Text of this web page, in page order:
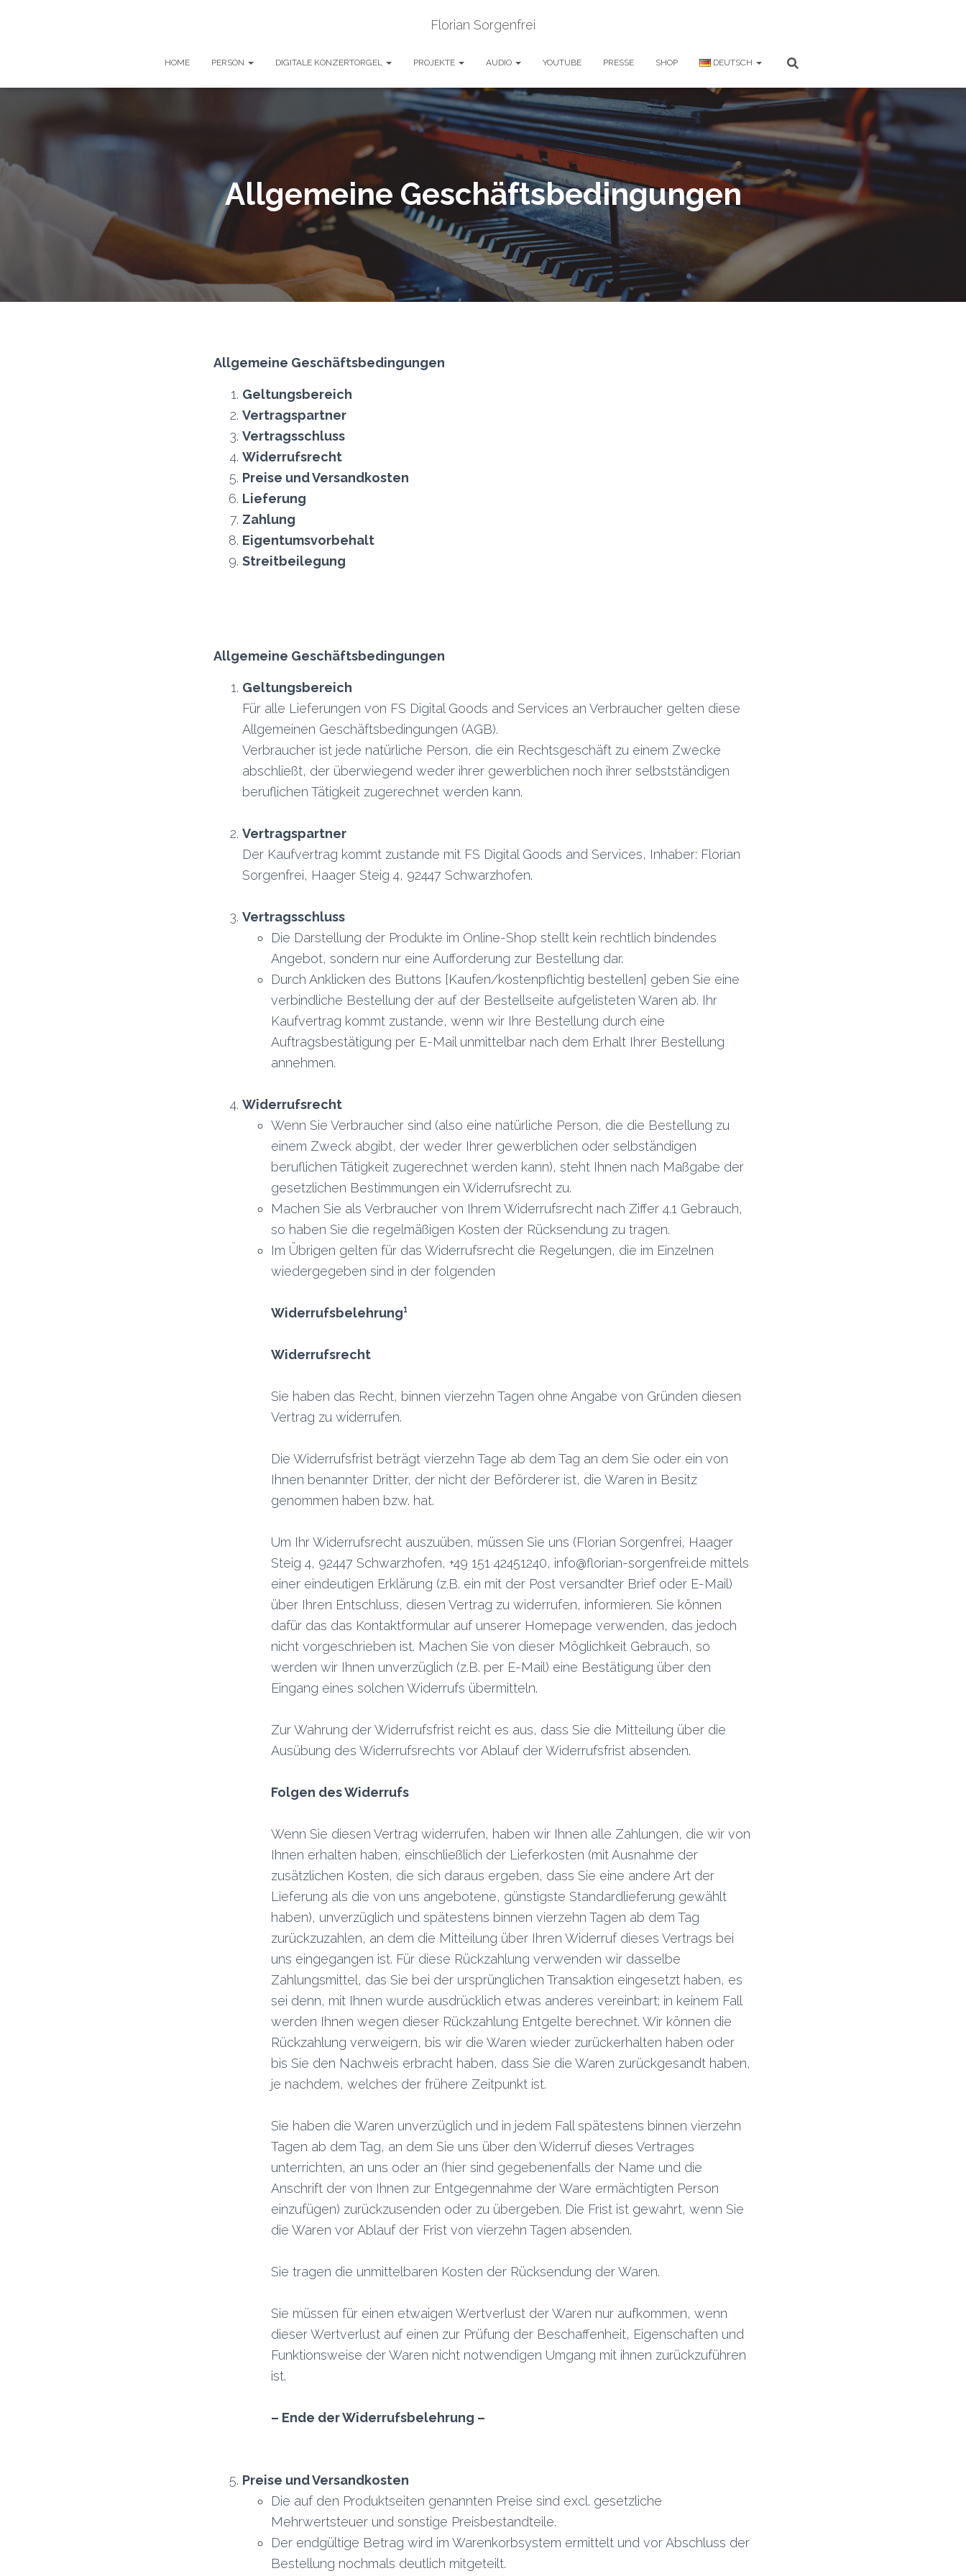
Florian Sorgenfrei
HOME PERSON DIGITALE KONZERTORGEL PROJEKTE AUDIO YOUTUBE PRESSE SHOP DEUTSCH
Allgemeine Geschäftsbedingungen
Allgemeine Geschäftsbedingungen
Geltungsbereich
Vertragspartner
Vertragsschluss
Widerrufsrecht
Preise und Versandkosten
Lieferung
Zahlung
Eigentumsvorbehalt
Streitbeilegung
Allgemeine Geschäftsbedingungen
Geltungsbereich
Für alle Lieferungen von FS Digital Goods and Services an Verbraucher gelten diese
Allgemeinen Geschäftsbedingungen (AGB).
Verbraucher ist jede natürliche Person, die ein Rechtsgeschäft zu einem Zwecke
abschließt, der überwiegend weder ihrer gewerblichen noch ihrer selbstständigen
beruflichen Tätigkeit zugerechnet werden kann.
Vertragspartner
Der Kaufvertrag kommt zustande mit FS Digital Goods and Services, Inhaber: Florian
Sorgenfrei, Haager Steig 4, 92447 Schwarzhofen.
Vertragsschluss
Die Darstellung der Produkte im Online-Shop stellt kein rechtlich bindendes
Angebot, sondern nur eine Aufforderung zur Bestellung dar.
Durch Anklicken des Buttons [Kaufen/kostenpflichtig bestellen] geben Sie eine
verbindliche Bestellung der auf der Bestellseite aufgelisteten Waren ab. Ihr
Kaufvertrag kommt zustande, wenn wir Ihre Bestellung durch eine
Auftragsbestätigung per E-Mail unmittelbar nach dem Erhalt Ihrer Bestellung
annehmen.
Widerrufsrecht
Wenn Sie Verbraucher sind (also eine natürliche Person, die die Bestellung zu
einem Zweck abgibt, der weder Ihrer gewerblichen oder selbständigen
beruflichen Tätigkeit zugerechnet werden kann), steht Ihnen nach Maßgabe der
gesetzlichen Bestimmungen ein Widerrufsrecht zu.
Machen Sie als Verbraucher von Ihrem Widerrufsrecht nach Ziffer 4.1 Gebrauch,
so haben Sie die regelmäßigen Kosten der Rücksendung zu tragen.
Im Übrigen gelten für das Widerrufsrecht die Regelungen, die im Einzelnen
wiedergegeben sind in der folgenden
Widerrufsbelehrung¹
Widerrufsrecht
Sie haben das Recht, binnen vierzehn Tagen ohne Angabe von Gründen diesen
Vertrag zu widerrufen.
Die Widerrufsfrist beträgt vierzehn Tage ab dem Tag an dem Sie oder ein von
Ihnen benannter Dritter, der nicht der Beförderer ist, die Waren in Besitz
genommen haben bzw. hat.
Um Ihr Widerrufsrecht auszuüben, müssen Sie uns (Florian Sorgenfrei, Haager
Steig 4, 92447 Schwarzhofen, +49 151 42451240, info@florian-sorgenfrei.de mittels
einer eindeutigen Erklärung (z.B. ein mit der Post versandter Brief oder E-Mail)
über Ihren Entschluss, diesen Vertrag zu widerrufen, informieren. Sie können
dafür das das Kontaktformular auf unserer Homepage verwenden, das jedoch
nicht vorgeschrieben ist. Machen Sie von dieser Möglichkeit Gebrauch, so
werden wir Ihnen unverzüglich (z.B. per E-Mail) eine Bestätigung über den
Eingang eines solchen Widerrufs übermitteln.
Zur Wahrung der Widerrufsfrist reicht es aus, dass Sie die Mitteilung über die
Ausübung des Widerrufsrechts vor Ablauf der Widerrufsfrist absenden.
Folgen des Widerrufs
Wenn Sie diesen Vertrag widerrufen, haben wir Ihnen alle Zahlungen, die wir von
Ihnen erhalten haben, einschließlich der Lieferkosten (mit Ausnahme der
zusätzlichen Kosten, die sich daraus ergeben, dass Sie eine andere Art der
Lieferung als die von uns angebotene, günstigste Standardlieferung gewählt
haben), unverzüglich und spätestens binnen vierzehn Tagen ab dem Tag
zurückzuzahlen, an dem die Mitteilung über Ihren Widerruf dieses Vertrags bei
uns eingegangen ist. Für diese Rückzahlung verwenden wir dasselbe
Zahlungsmittel, das Sie bei der ursprünglichen Transaktion eingesetzt haben, es
sei denn, mit Ihnen wurde ausdrücklich etwas anderes vereinbart; in keinem Fall
werden Ihnen wegen dieser Rückzahlung Entgelte berechnet. Wir können die
Rückzahlung verweigern, bis wir die Waren wieder zurückerhalten haben oder
bis Sie den Nachweis erbracht haben, dass Sie die Waren zurückgesandt haben,
je nachdem, welches der frühere Zeitpunkt ist.
Sie haben die Waren unverzüglich und in jedem Fall spätestens binnen vierzehn
Tagen ab dem Tag, an dem Sie uns über den Widerruf dieses Vertrages
unterrichten, an uns oder an (hier sind gegebenenfalls der Name und die
Anschrift der von Ihnen zur Entgegennahme der Ware ermächtigten Person
einzufügen) zurückzusenden oder zu übergeben. Die Frist ist gewahrt, wenn Sie
die Waren vor Ablauf der Frist von vierzehn Tagen absenden.
Sie tragen die unmittelbaren Kosten der Rücksendung der Waren.
Sie müssen für einen etwaigen Wertverlust der Waren nur aufkommen, wenn
dieser Wertverlust auf einen zur Prüfung der Beschaffenheit, Eigenschaften und
Funktionsweise der Waren nicht notwendigen Umgang mit ihnen zurückzuführen
ist.
– Ende der Widerrufsbelehrung –
Preise und Versandkosten
Die auf den Produktseiten genannten Preise sind excl. gesetzliche
Mehrwertsteuer und sonstige Preisbestandteile.
Der endgültige Betrag wird im Warenkorbsystem ermittelt und vor Abschluss der
Bestellung nochmals deutlich mitgeteilt.